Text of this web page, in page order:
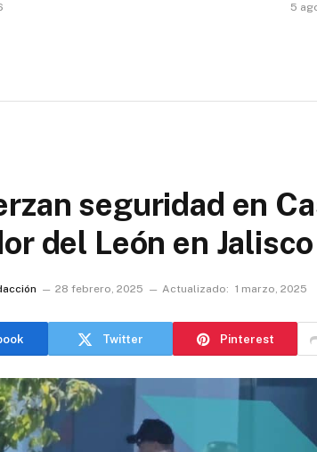
5
seguridad en
del León en Jalisco
28 febrero, 2025 Actualizado: 1 marzo, 2025
Twitter Pinterest